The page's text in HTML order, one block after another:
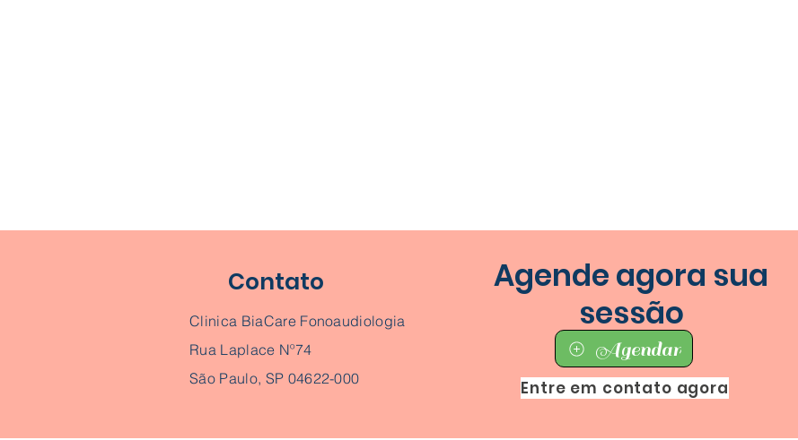
Contato
Clinica BiaCare Fonoaudiologia
Rua Laplace Nº74
São Paulo, SP 04622-000
Agende agora sua
sessão
Agendar
Entre em contato agora